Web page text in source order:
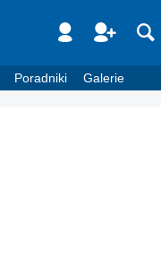
Poradniki Galerie